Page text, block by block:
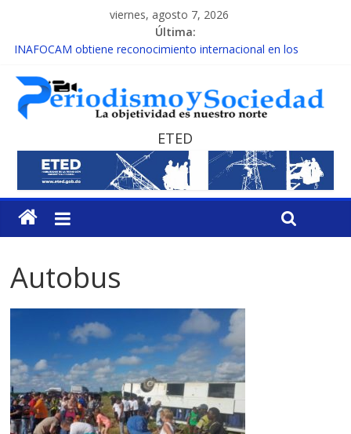
viernes, agosto 7, 2026
Última:
INAFOCAM obtiene reconocimiento internacional en los
15 de febrero de cada año es Día Nacional de la lucha contra el
cáncer infantil
EL ENFOQUE UNILATERAL DE LA COALICIÓN
MESCyT y Universidad Albizu apoyarán rehabilitación de
reclusos
MESCyT presenta calendario de Consulta Nacional por la
Educación
ETED
Autobus